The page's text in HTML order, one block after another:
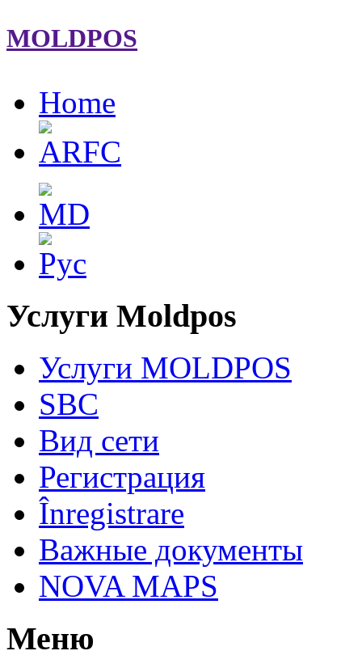
MOLDPOS
Home
Услуги Moldpos
Услуги MOLDPOS
SBC
Вид cети
Регистрация
Înregistrare
Важные документы
NOVA MAPS
Меню